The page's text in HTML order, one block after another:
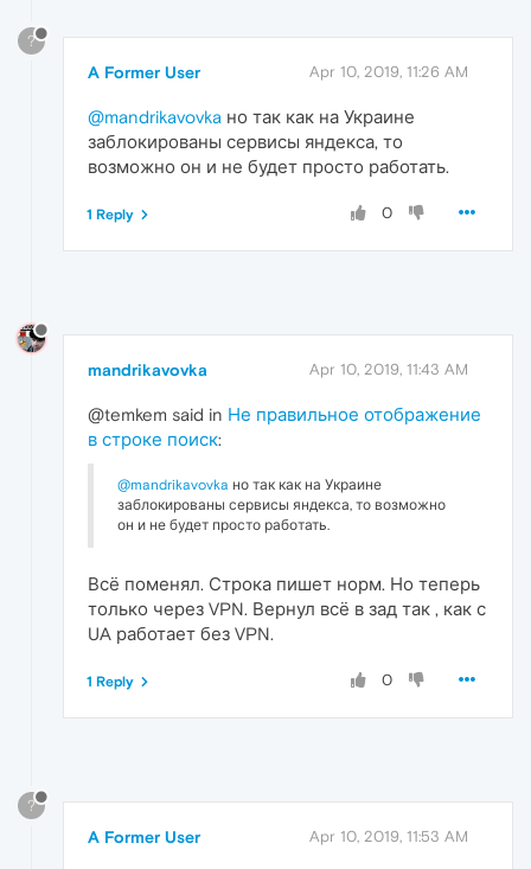
?
A Former User Apr 10, 2019, 11:26 AM
@mandrikavovka но так как на Украине
заблокированы сервисы яндекса, то
возможно он и не будет просто работать.
0
1 Reply
mandrikavovka Apr 10, 2019, 11:43 AM
@temkem said in Не правильное отображение
в строке поиск:
@mandrikavovka но так как на Украине
заблокированы сервисы яндекса, то возможно
он и не будет просто работать.
Всё поменял. Строка пишет норм. Но теперь
только через VPN. Вернул всё в зад так , как с
UA работает без VPN.
0
1 Reply
?
A Former User Apr 10, 2019, 11:53 AM